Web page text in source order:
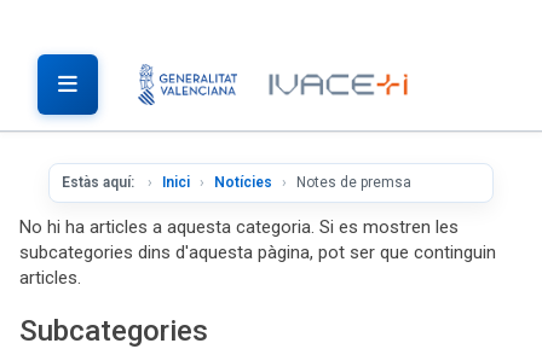
Estàs aquí: Inici Notícies Notes de premsa
No hi ha articles a aquesta categoria. Si es mostren les
subcategories dins d'aquesta pàgina, pot ser que continguin
articles.
Subcategories